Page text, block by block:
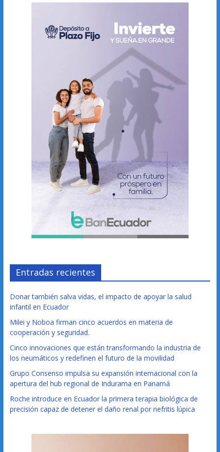
Entradas recientes
Donar también salva vidas, el impacto de apoyar la salud
infantil en Ecuador
Milei y Noboa firman cinco acuerdos en materia de
cooperación y seguridad.
Cinco innovaciones que están transformando la industria de
los neumáticos y redefinen el futuro de la movilidad
Grupo Consenso impulsa su expansión internacional con la
apertura del hub regional de Indurama en Panamá
Roche introduce en Ecuador la primera terapia biológica de
precisión capaz de detener el daño renal por nefritis lúpica